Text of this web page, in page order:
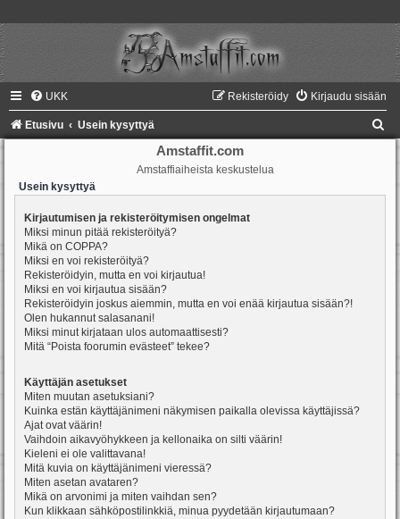
UKK Kirjaudu sisään
Rekisteröidy
Etusivu Usein kysyttyä
Amstaffit.com
Amstaffiaiheista keskustelua
Usein kysyttyä
Kirjautumisen ja rekisteröitymisen ongelmat
Miksi minun pitää rekisteröityä?
Mikä on COPPA?
Miksi en voi rekisteröityä?
Rekisteröidyin, mutta en voi kirjautua!
Miksi en voi kirjautua sisään?
Rekisteröidyin joskus aiemmin, mutta en voi enää kirjautua sisään?!
Olen hukannut salasanani!
Miksi minut kirjataan ulos automaattisesti?
Mitä “Poista foorumin evästeet” tekee?
Käyttäjän asetukset
Miten muutan asetuksiani?
Kuinka estän käyttäjänimeni näkymisen paikalla olevissa käyttäjissä?
Ajat ovat väärin!
Vaihdoin aikavyöhykkeen ja kellonaika on silti väärin!
Kieleni ei ole valittavana!
Mitä kuvia on käyttäjänimeni vieressä?
Miten asetan avataren?
Mikä on arvonimi ja miten vaihdan sen?
Kun klikkaan sähköpostilinkkiä, minua pyydetään kirjautumaan?